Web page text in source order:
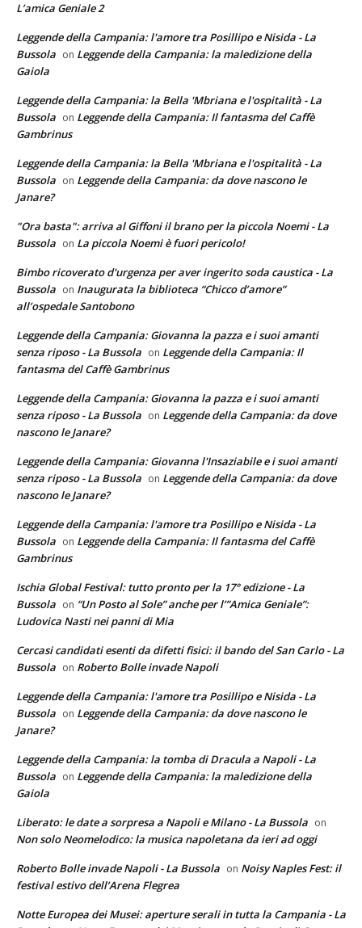
L’amica Geniale 2
Leggende della Campania: l'amore tra Posillipo e Nisida - La
Bussola on Leggende della Campania: la maledizione della
Gaiola
Leggende della Campania: la Bella 'Mbriana e l'ospitalità - La
Bussola on Leggende della Campania: Il fantasma del Caffè
Gambrinus
Leggende della Campania: la Bella 'Mbriana e l'ospitalità - La
Bussola on Leggende della Campania: da dove nascono le
Janare?
"Ora basta": arriva al Giffoni il brano per la piccola Noemi - La
Bussola on La piccola Noemi è fuori pericolo!
Bimbo ricoverato d'urgenza per aver ingerito soda caustica - La
Bussola on Inaugurata la biblioteca “Chicco d’amore”
all’ospedale Santobono
Leggende della Campania: Giovanna la pazza e i suoi amanti
senza riposo - La Bussola on Leggende della Campania: Il
fantasma del Caffè Gambrinus
Leggende della Campania: Giovanna la pazza e i suoi amanti
senza riposo - La Bussola on Leggende della Campania: da dove
nascono le Janare?
Leggende della Campania: Giovanna l'Insaziabile e i suoi amanti
senza riposo - La Bussola on Leggende della Campania: da dove
nascono le Janare?
Leggende della Campania: l'amore tra Posillipo e Nisida - La
Bussola on Leggende della Campania: Il fantasma del Caffè
Gambrinus
Ischia Global Festival: tutto pronto per la 17° edizione - La
Bussola on “Un Posto al Sole” anche per l’”Amica Geniale”:
Ludovica Nasti nei panni di Mia
Cercasi candidati esenti da difetti fisici: il bando del San Carlo - La
Bussola on Roberto Bolle invade Napoli
Leggende della Campania: l'amore tra Posillipo e Nisida - La
Bussola on Leggende della Campania: da dove nascono le
Janare?
Leggende della Campania: la tomba di Dracula a Napoli - La
Bussola on Leggende della Campania: la maledizione della
Gaiola
Liberato: le date a sorpresa a Napoli e Milano - La Bussola on
Non solo Neomelodico: la musica napoletana da ieri ad oggi
Roberto Bolle invade Napoli - La Bussola on Noisy Naples Fest: il
festival estivo dell’Arena Flegrea
Notte Europea dei Musei: aperture serali in tutta la Campania - La